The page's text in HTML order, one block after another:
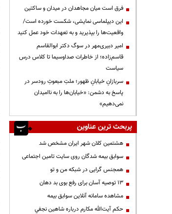
فرق است میان مجاهدان در میدان و ساکتین
این دیپلماسی نمایشی، شکست خورده است/
واقعیت‌ها را بپذیرید و به تعهدات خود عمل کنید
امیر دبیری‌مهر در سوگ دکتر ابوالقاسم
قاسم‌زاده؛ از خاطرات صداوسیما تا کلاس درس
سیاست
سربازانِ خیابانِ ظهور؛ ملتِ مبعوثِ رودسر در
پاسخ به دشمن: «خیابان‌ها را به ناامیدان
نمی‌دهیم»
پربحث ترین عناوین
هشتمین کلان شهر ایران مشخص شد
سوابق بیمه شدگان روی سایت تامین اجتماعی
همجنس گرایی در شبکه من و تو
13 توصیه آسان برای رفع بوی بد دهان
مشاهده سامانه آنلاين سوابق بیمه
حكم آيت‌الله مكارم درباره شاهين نجفي